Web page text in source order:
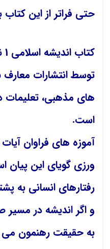
حتی فراتر از این
توسط انتشارات
های مذهبی، تعلیمات
است.
آموزه های فراوان
ورزی گویای این
رفتارهای انسانی به
و اگر اندیشه در
به حقیقت رهنمون می